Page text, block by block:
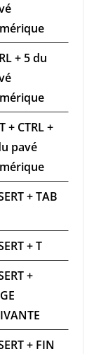
+ 5 du
+ CTRL +
pavé
+ TAB
+ T
+
+ FIN